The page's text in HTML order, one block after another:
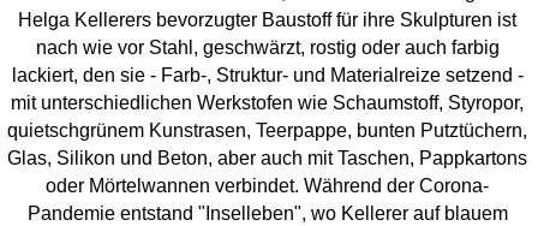
Helga Kellerers bevorzugter Baustoff für ihre Skulpturen ist
nach wie vor Stahl, geschwärzt, rostig oder auch farbig
lackiert, den sie - Farb-, Struktur- und Materialreize setzend -
mit unterschiedlichen Werkstofen wie Schaumstoff, Styropor,
quietschgrünem Kunstrasen, Teerpappe, bunten Putztüchern,
Glas, Silikon und Beton, aber auch mit Taschen, Pappkartons
oder Mörtelwannen verbindet. Während der Corona-
Pandemie entstand "Inselleben", wo Kellerer auf blauem